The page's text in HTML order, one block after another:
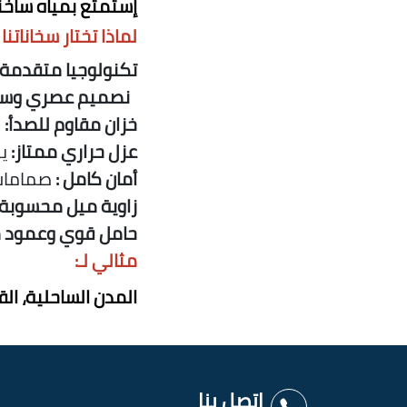
لماذا تختار
تكنولوجيا متقدمة
نصميم عصري
خزان مقاوم للصدأ:
عزل حراري ممتاز:
أمان كامل:
زاوية ميل
حامل قوي وعمود
مثالي لـ:
المدن الساحلية،